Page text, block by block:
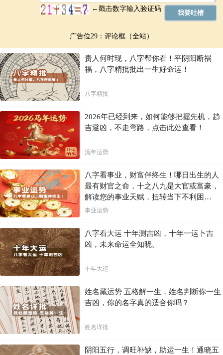
广告位29：评论框（全站）
贵人何时现，八字帮你看！平阴阳断祸
福，八字精批批出一生好命运！
八字精批
2026年已经到来，如何能够把握先机，趋
吉避凶，不走弯路，点击此处查看！
流年运势
八字看事业，财富伴终生！哪日出生的人
最有财官之命，十之八九是大官或富豪，
解读您的事业天赋，扭转当下不利困
局！！
事业运势
八字看大运 十年测吉凶，十年一运卜吉
凶，未来命运全知晓。
十年大运
姓名藏运势 五格解一生，姓名判断你一生
吉凶，你的名字真的适合你吗？
姓名详批
阴阳五行，调旺补缺，助运一生！通晓五